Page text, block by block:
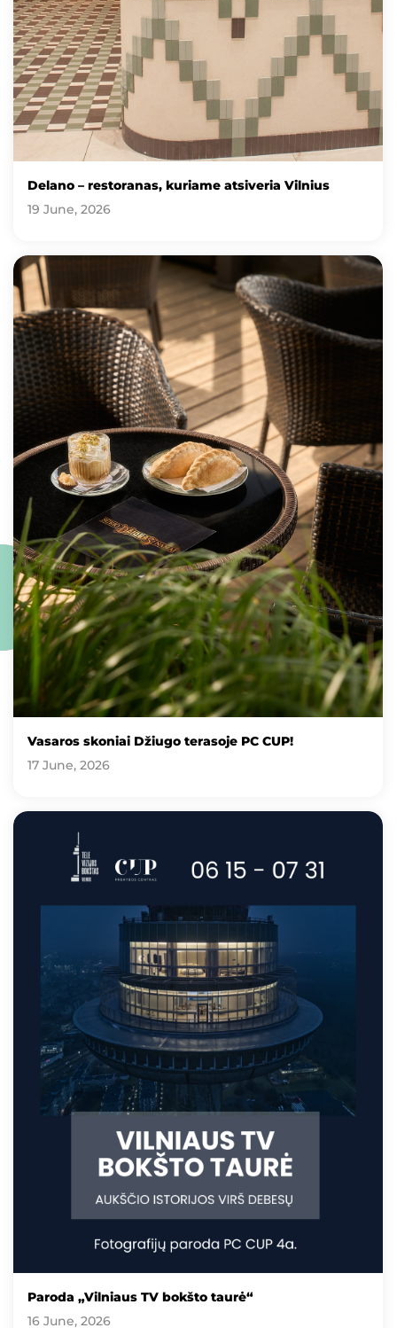
Delano – restoranas, kuriame atsiveria Vilnius
19 June, 2026
Vasaros skoniai Džiugo terasoje PC CUP!
17 June, 2026
Paroda „Vilniaus TV bokšto taurė“
16 June, 2026